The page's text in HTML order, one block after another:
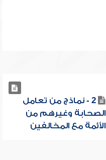
2 - نماذج من تعامل
الصحابة وغيرهم من
الأئمة مع المخالفين